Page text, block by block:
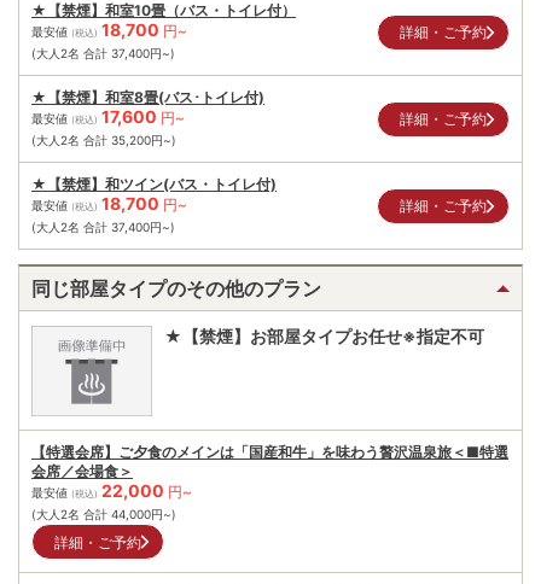
★【禁煙】和室10畳（バス・トイレ付）
最安値 (税込) 18,700 円~
(大人2名 合計 37,400円~)
詳細・ご予約
★【禁煙】和室8畳(バス･トイレ付)
最安値 (税込) 17,600 円~
(大人2名 合計 35,200円~)
詳細・ご予約
★【禁煙】和ツイン(バス・トイレ付)
最安値 (税込) 18,700 円~
(大人2名 合計 37,400円~)
詳細・ご予約
同じ部屋タイプのその他のプラン
★【禁煙】お部屋タイプお任せ※指定不可
【特選会席】ご夕食のメインは「国産和牛」を味わう贅沢温泉旅＜■特選
会席／会場食＞
最安値 (税込) 22,000 円~
(大人2名 合計 44,000円~)
詳細・ご予約